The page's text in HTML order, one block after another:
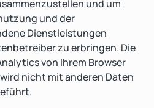
und um
und der
Dienstleistungen
zu erbringen. Die
von Ihrem Browser
nicht mit anderen Daten